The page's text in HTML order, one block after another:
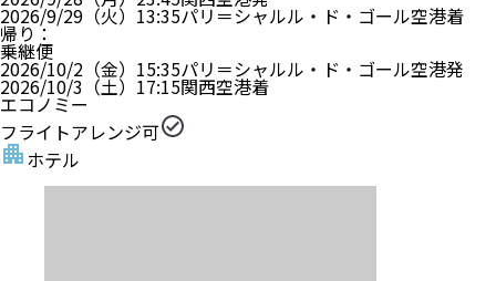
2026/9/29（火） 13:35パリ＝シャルル・ド・ゴール空港着
帰り ：
乗継便
2026/10/2（金） 15:35パリ＝シャルル・ド・ゴール空港発
2026/10/3（土） 17:15関西空港着
エコノミー
フライトアレンジ可
ホテル